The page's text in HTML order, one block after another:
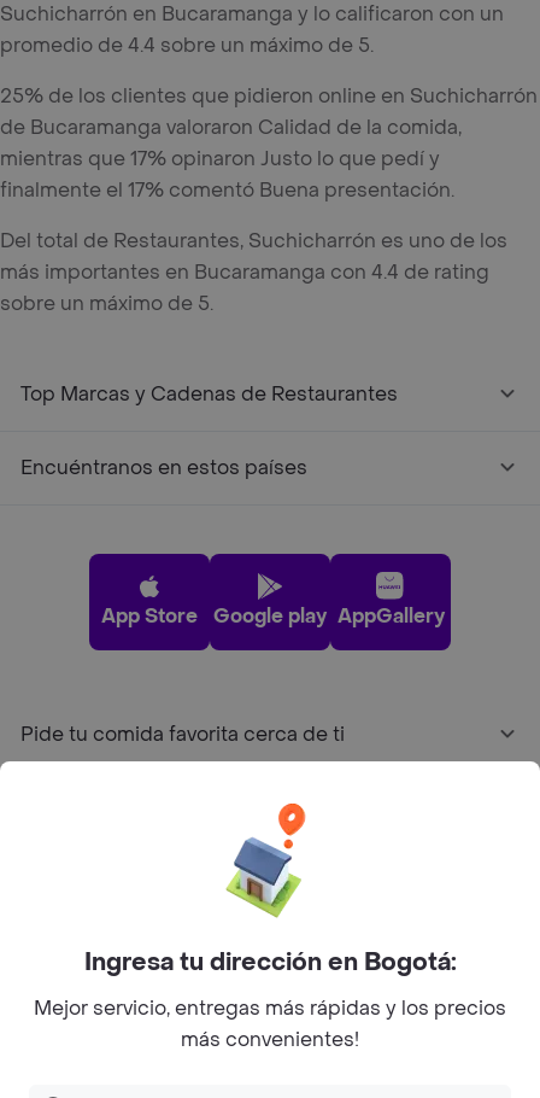
Suchicharrón en Bucaramanga y lo calificaron con un
promedio de 4.4 sobre un máximo de 5.
25% de los clientes que pidieron online en Suchicharrón
de Bucaramanga valoraron Calidad de la comida,
mientras que 17% opinaron Justo lo que pedí y
finalmente el 17% comentó Buena presentación.
Del total de Restaurantes, Suchicharrón es uno de los
más importantes en Bucaramanga con 4.4 de rating
sobre un máximo de 5.
Top Marcas y Cadenas de Restaurantes
Encuéntranos en estos países
App Store Google play AppGallery
Pide tu comida favorita cerca de ti
Sobre Rappi
Facebook
TwitterInstagram
Ingresa tu dirección en Bogotá:
Mejor servicio, entregas más rápidas y los precios
más convenientes!